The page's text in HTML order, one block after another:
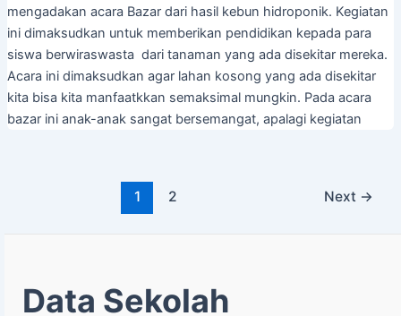
mengadakan acara Bazar dari hasil kebun hidroponik. Kegiatan
ini dimaksudkan untuk memberikan pendidikan kepada para
siswa berwiraswasta dari tanaman yang ada disekitar mereka.
Acara ini dimaksudkan agar lahan kosong yang ada disekitar
kita bisa kita manfaatkkan semaksimal mungkin. Pada acara
bazar ini anak-anak sangat bersemangat, apalagi kegiatan
1 2 Next →
Data Sekolah